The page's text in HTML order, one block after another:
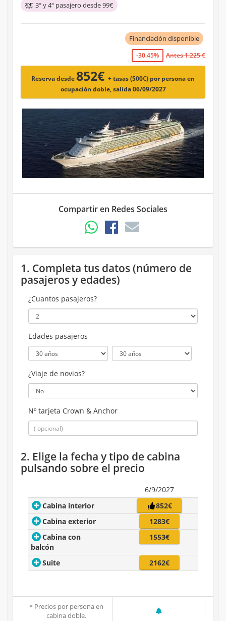
3º y 4º pasajero desde 99€
Financiación disponible
-30.45% Antes 1.225 €
Reserva desde 852€ + tasas (500€) por persona en
ocupación doble, salida 06/09/2027
Compartir en Redes Sociales
1. Completa tus datos (número de
pasajeros y edades)
¿Cuantos pasajeros?
Edades pasajeros
¿Viaje de novios?
Nº tarjeta Crown & Anchor
2. Elige la fecha y tipo de cabina
pulsando sobre el precio
6/9/2027
Cabina interior
852€
Cabina exterior
1283€
Cabina con
balcón
1553€
Suite 2162€
* Precios por persona en
cabina doble.